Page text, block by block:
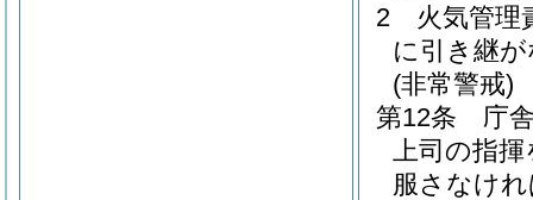
2
火気管理
に引き継
(非常警戒)
第12条
庁
上司の指
服さなけ